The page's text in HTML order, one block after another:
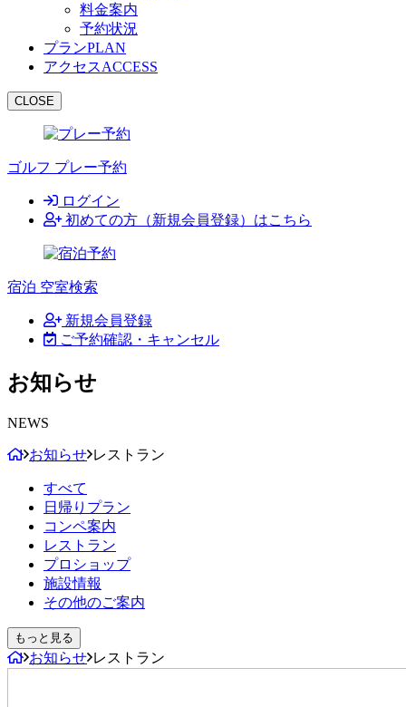
料金案内
予約状況
プランPLAN
アクセスACCESS
CLOSE
ゴルフ プレー予約
ログイン
初めての方（新規会員登録）はこちら
宿泊 空室検索
新規会員登録
ご予約確認・キャンセル
お知らせ
NEWS
お知らせ レストラン
すべて
日帰りプラン
コンペ案内
レストラン
プロショップ
施設情報
その他のご案内
もっと見る
お知らせ レストラン